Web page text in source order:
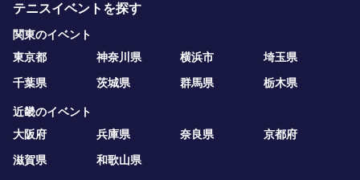
テニスイベントを探す
関東のイベント
東京都
神奈川県 横浜市
埼玉県
千葉県
茨城県 群馬県 栃木県
近畿のイベント
大阪府
兵庫県 奈良県
京都府
滋賀県
和歌山県